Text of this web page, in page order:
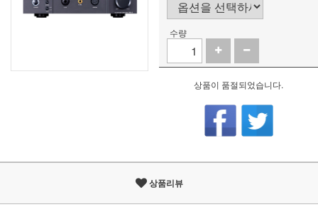
수량
상품이 품절되었습니다.
상품리뷰